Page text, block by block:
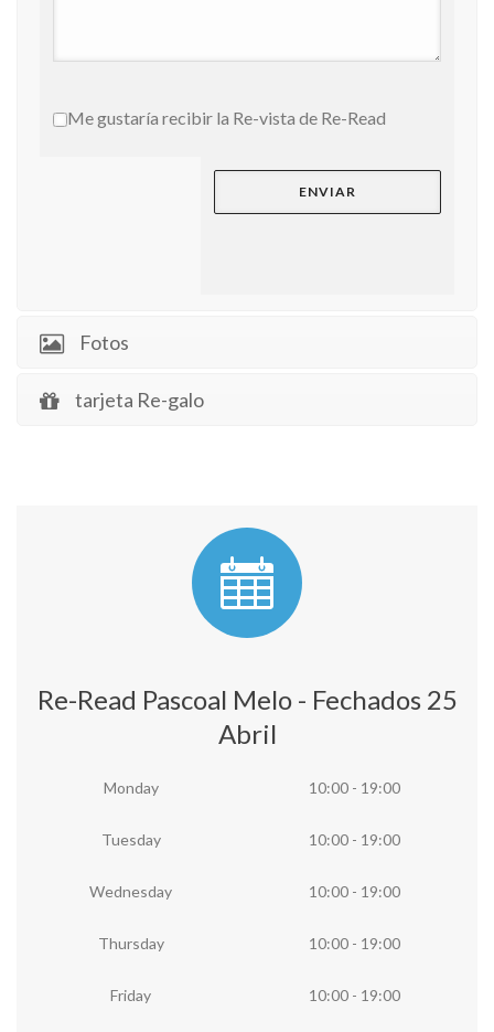
Me gustaría recibir la Re-vista de Re-Read
Fotos
tarjeta Re-galo
Re-Read Pascoal Melo - Fechados 25
Abril
Monday 10:00 - 19:00
Tuesday 10:00 - 19:00
Wednesday 10:00 - 19:00
Thursday 10:00 - 19:00
Friday 10:00 - 19:00